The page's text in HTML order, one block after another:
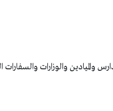
والميادين والوزارات